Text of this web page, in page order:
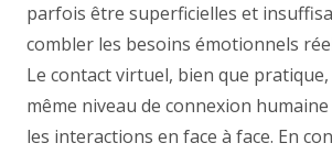
parfois être superficielles et
combler les besoins émotionnels
Le contact virtuel, bien que pratique,
même niveau de connexion
les interactions en face à face. En